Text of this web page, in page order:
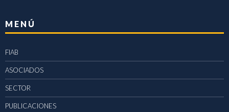
MENÚ
FIAB
ASOCIADOS
SECTOR
PUBLICACIONES